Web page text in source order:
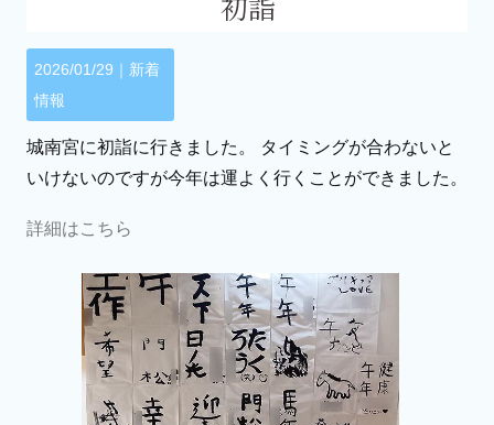
初詣
2026/01/29｜ 新着
情報
城南宮に初詣に行きました。 タイミングが合わないと
いけないのですが今年は運よく行くことができました。
詳細はこちら